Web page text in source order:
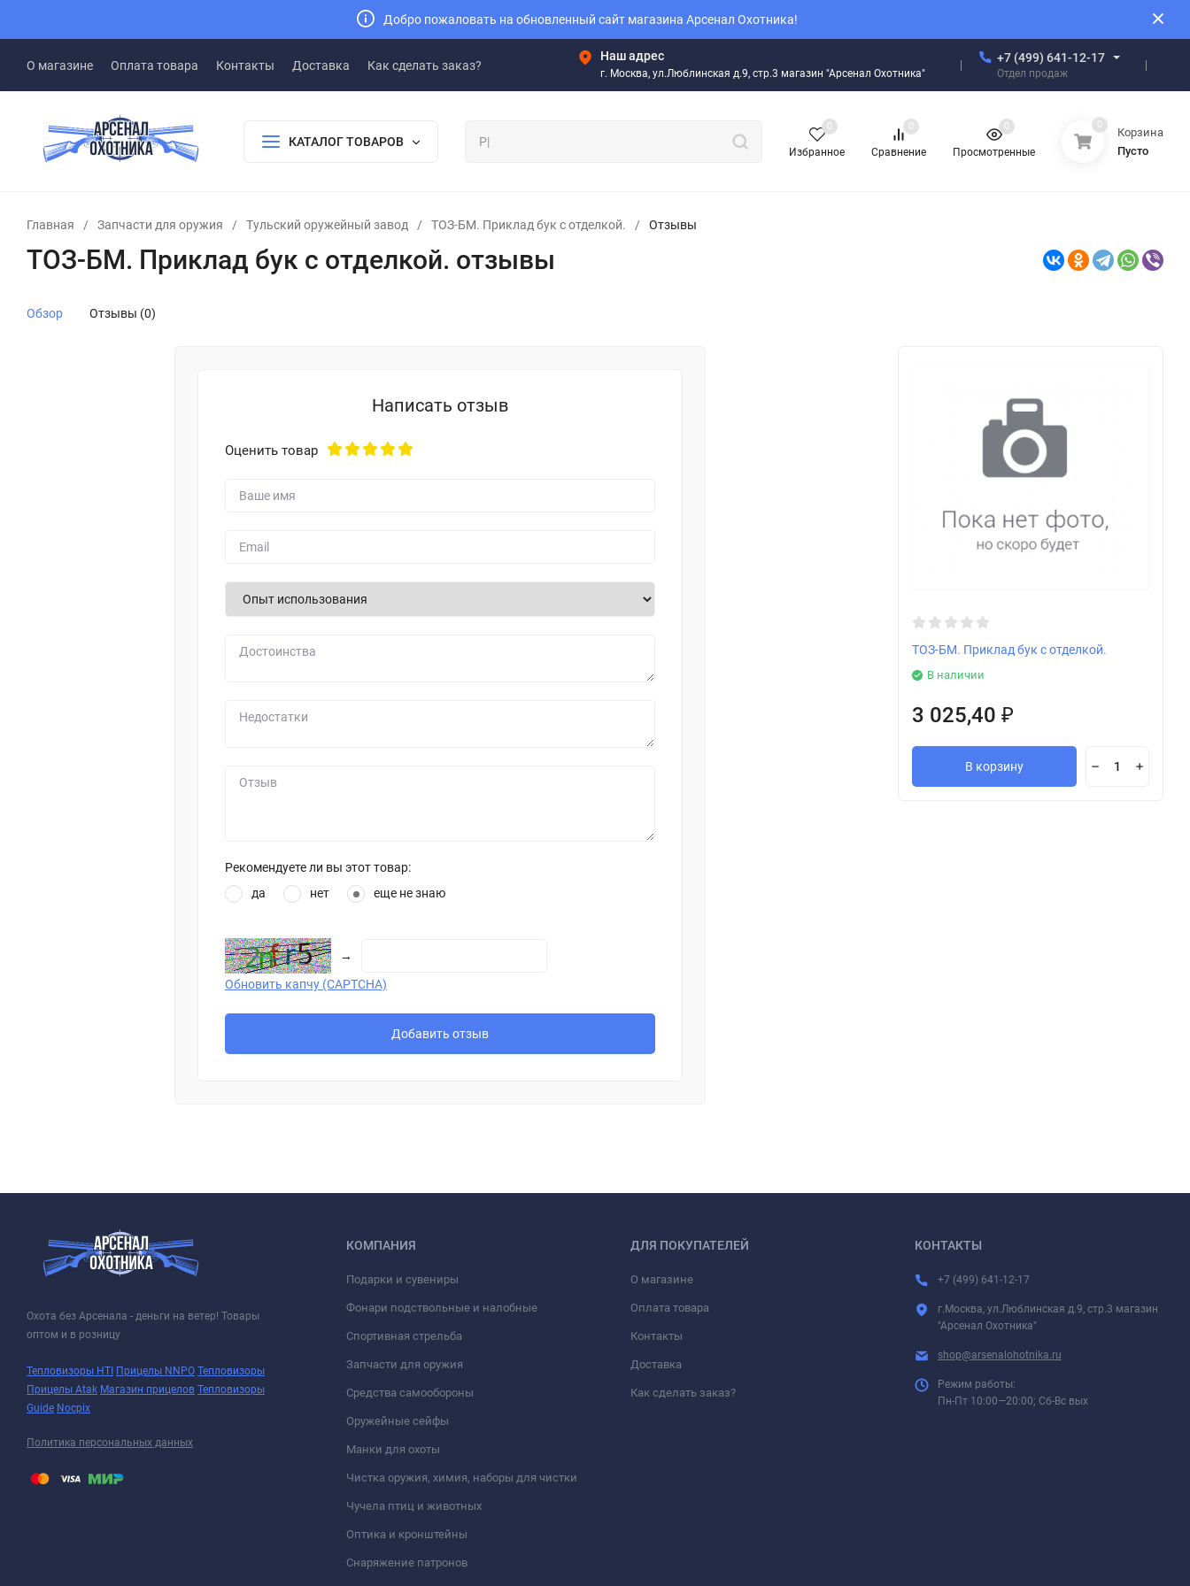
Добро пожаловать на обновленный сайт магазина Арсенал Охотника!
О магазине Оплата товара Контакты Доставка Как сделать заказ?
Наш адрес
г. Москва, ул.Люблинская д.9, стр.3 магазин "Арсенал Охотника"
+7 (499) 641-12-17
Отдел продаж
КАТАЛОГ ТОВАРОВ
Избранное
0
Сравнение
0
Просмотренные
0 0
Корзина
Пусто
Главная / Запчасти для оружия / Тульский оружейный завод / ТОЗ-БМ. Приклад бук с отделкой. / Отзывы
ТОЗ-БМ. Приклад бук с отделкой. отзывы
Обзор Отзывы (0)
Написать отзыв
Оценить товар
Рекомендуете ли вы этот товар:
да
нет еще не знаю
→
Обновить капчу (CAPTCHA)
Добавить отзыв
ТОЗ-БМ. Приклад бук с отделкой.
В наличии
3 025,40 ₽
В корзину
Охота без Арсенала - деньги на ветер! Товары
оптом и в розницу
Тепловизоры HTI Прицелы NNPO Тепловизоры
Прицелы Atak Магазин прицелов Тепловизоры
Guide Nocpix
Политика персональных данных
КОМПАНИЯ
Подарки и сувениры
Фонари подствольные и налобные
Спортивная стрельба
Запчасти для оружия
Средства самообороны
Оружейные сейфы
Манки для охоты
Чистка оружия, химия, наборы для чистки
Чучела птиц и животных
Оптика и кронштейны
Снаряжение патронов
ДЛЯ ПОКУПАТЕЛЕЙ
О магазине
Оплата товара
Контакты
Доставка
Как сделать заказ?
КОНТАКТЫ
+7 (499) 641-12-17
г.Москва, ул.Люблинская д.9, стр.3 магазин
"Арсенал Охотника"
shop@arsenalohotnika.ru
Режим работы:
Пн-Пт 10:00—20:00; Сб-Вс вых